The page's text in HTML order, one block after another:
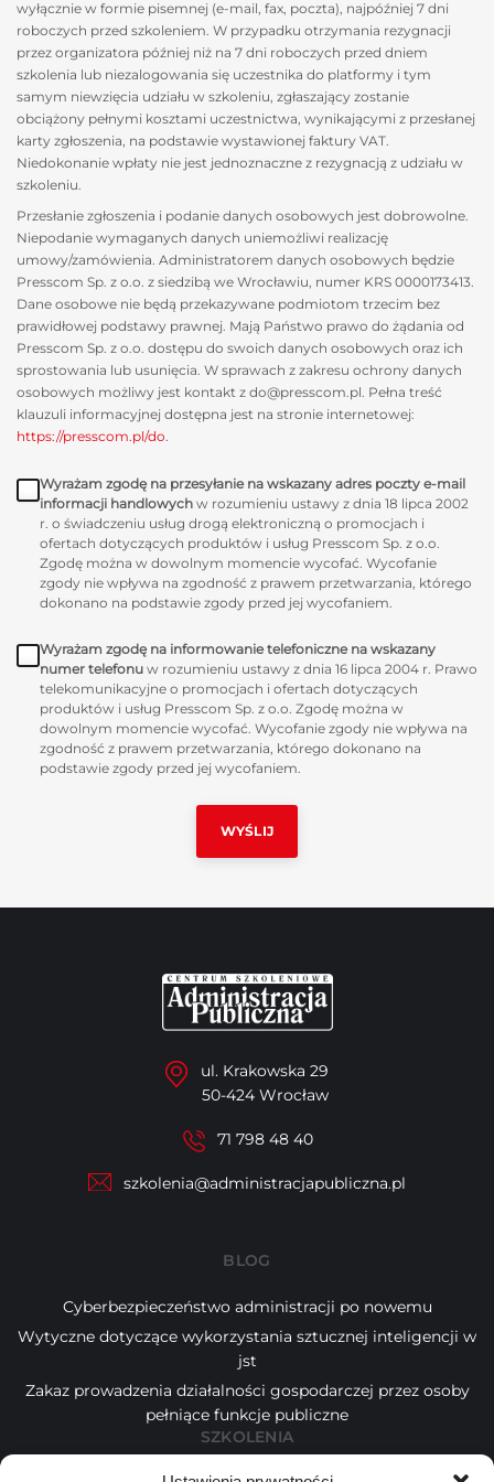
wyłącznie w formie pisemnej (e-mail, fax, poczta), najpóźniej 7 dni
roboczych przed szkoleniem. W przypadku otrzymania rezygnacji
przez organizatora później niż na 7 dni roboczych przed dniem
szkolenia lub niezalogowania się uczestnika do platformy i tym
samym niewzięcia udziału w szkoleniu, zgłaszający zostanie
obciążony pełnymi kosztami uczestnictwa, wynikającymi z przesłanej
karty zgłoszenia, na podstawie wystawionej faktury VAT.
Niedokonanie wpłaty nie jest jednoznaczne z rezygnacją z udziału w
szkoleniu.
Przesłanie zgłoszenia i podanie danych osobowych jest dobrowolne.
Niepodanie wymaganych danych uniemożliwi realizację
umowy/zamówienia. Administratorem danych osobowych będzie
Presscom Sp. z o.o. z siedzibą we Wrocławiu, numer KRS 0000173413.
Dane osobowe nie będą przekazywane podmiotom trzecim bez
prawidłowej podstawy prawnej. Mają Państwo prawo do żądania od
Presscom Sp. z o.o. dostępu do swoich danych osobowych oraz ich
sprostowania lub usunięcia. W sprawach z zakresu ochrony danych
osobowych możliwy jest kontakt z do@presscom.pl. Pełna treść
klauzuli informacyjnej dostępna jest na stronie internetowej:
https://presscom.pl/do.
Wyrażam zgodę na przesyłanie na wskazany adres poczty e-mail
informacji handlowych w rozumieniu ustawy z dnia 18 lipca 2002
r. o świadczeniu usług drogą elektroniczną o promocjach i
ofertach dotyczących produktów i usług Presscom Sp. z o.o.
Zgodę można w dowolnym momencie wycofać. Wycofanie
zgody nie wpływa na zgodność z prawem przetwarzania, którego
dokonano na podstawie zgody przed jej wycofaniem.
Wyrażam zgodę na informowanie telefoniczne na wskazany
numer telefonu w rozumieniu ustawy z dnia 16 lipca 2004 r. Prawo
telekomunikacyjne o promocjach i ofertach dotyczących
produktów i usług Presscom Sp. z o.o. Zgodę można w
dowolnym momencie wycofać. Wycofanie zgody nie wpływa na
zgodność z prawem przetwarzania, którego dokonano na
podstawie zgody przed jej wycofaniem.
ul. Krakowska 29
50-424 Wrocław
71 798 48 40
szkolenia@administracjapubliczna.pl
BLOG
Cyberbezpieczeństwo administracji po nowemu
Wytyczne dotyczące wykorzystania sztucznej inteligencji w
jst
Zakaz prowadzenia działalności gospodarczej przez osoby
pełniące funkcje publiczne
SZKOLENIA